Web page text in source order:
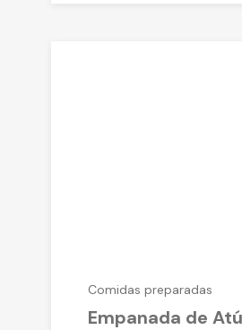
Comidas preparadas
Empanada de